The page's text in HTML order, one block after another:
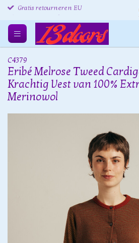
Gratis retourneren EU
C4379
Eribé Melrose Tweed
Krachtig Vest van 100%
Merinowol